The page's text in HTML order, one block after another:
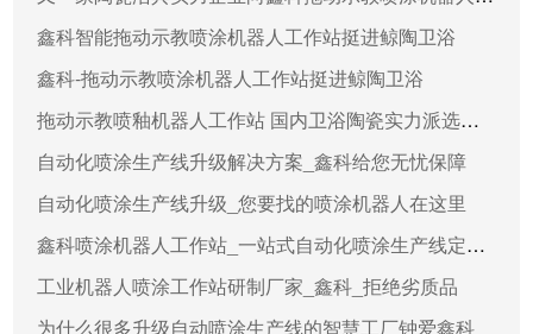
鑫科智能拖动示教喷涂机器人工作站挺进鲸陶卫浴
鑫科-拖动示教喷涂机器人工作站挺进鲸陶卫浴
拖动示教喷釉机器人工作站 国内卫浴陶瓷实力派选择鑫科智能
自动化喷涂生产线升级解决方案_鑫科给您无忧保障
自动化喷涂生产线升级_您要找的喷涂机器人在这里
鑫科喷涂机器人工作站_一站式自动化喷涂生产线定制服务
工业机器人喷涂工作站研制厂家_鑫科_拒绝劣质品
为什么很多升级自动喷涂生产线的智慧工厂钟爱鑫科